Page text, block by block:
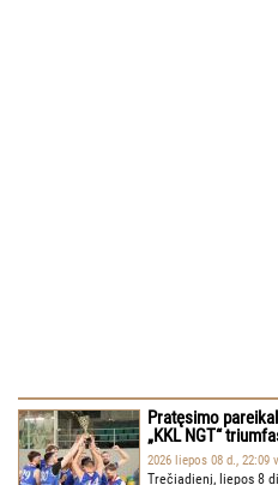
Pratęsimo
„KKL NGT“
2026 liepos 08 d., 22:09
Trečiadienį, liepos 8